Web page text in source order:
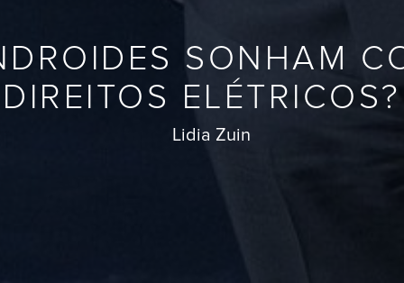
SONHAM
DIREITOS ELÉTRICOS?
Lidia Zuin